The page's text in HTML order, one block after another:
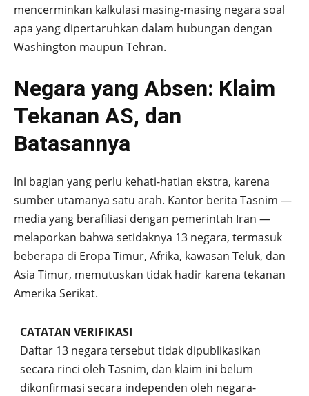
mencerminkan kalkulasi masing-masing negara soal
apa yang dipertaruhkan dalam hubungan dengan
Washington maupun Tehran.
Negara yang Absen: Klaim
Tekanan AS, dan
Batasannya
Ini bagian yang perlu kehati-hatian ekstra, karena
sumber utamanya satu arah. Kantor berita Tasnim —
media yang berafiliasi dengan pemerintah Iran —
melaporkan bahwa setidaknya 13 negara, termasuk
beberapa di Eropa Timur, Afrika, kawasan Teluk, dan
Asia Timur, memutuskan tidak hadir karena tekanan
Amerika Serikat.
CATATAN VERIFIKASI
Daftar 13 negara tersebut tidak dipublikasikan
secara rinci oleh Tasnim, dan klaim ini belum
dikonfirmasi secara independen oleh negara-